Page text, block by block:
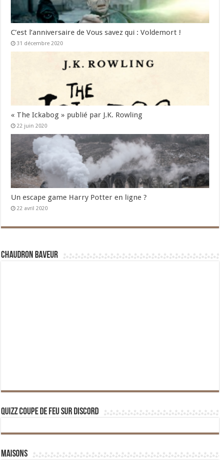
C’est l’anniversaire de Vous savez qui : Voldemort !
31 décembre 2020
« The Ickabog » publié par J.K. Rowling
22 juin 2020
Un escape game Harry Potter en ligne ?
22 avril 2020
Chaudron Baveur
Quizz Coupe de Feu sur Discord
Maisons